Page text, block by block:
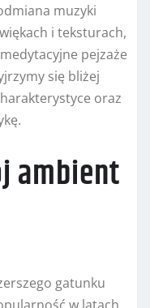
muzyki
i teksturach,
pejzaże
się bliżej
oraz
ambient
gatunku